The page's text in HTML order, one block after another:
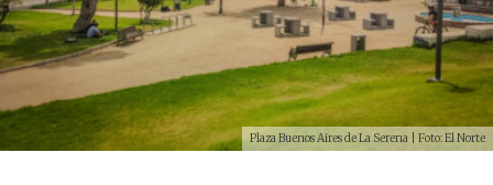
Plaza Buenos Aires de La Serena | Foto: El Norte